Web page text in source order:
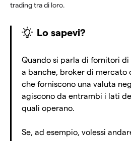
trading tra di loro.
Lo sapevi?
Quando si parla di fornitori
a banche, broker di mercato
che forniscono una valuta
agiscono da entrambi i lati
quali operano.
Se, ad esempio, volessi